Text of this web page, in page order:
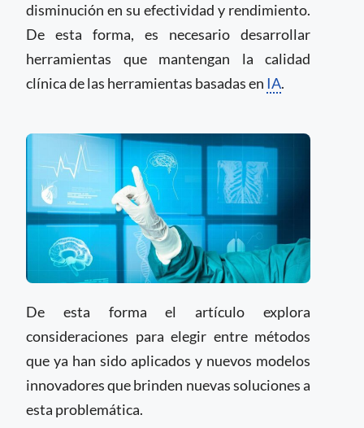
disminución en su efectividad y rendimiento.
De esta forma, es necesario desarrollar
herramientas que mantengan la calidad
clínica de las herramientas basadas en IA.
De esta forma el artículo explora
consideraciones para elegir entre métodos
que ya han sido aplicados y nuevos modelos
innovadores que brinden nuevas soluciones a
esta problemática.